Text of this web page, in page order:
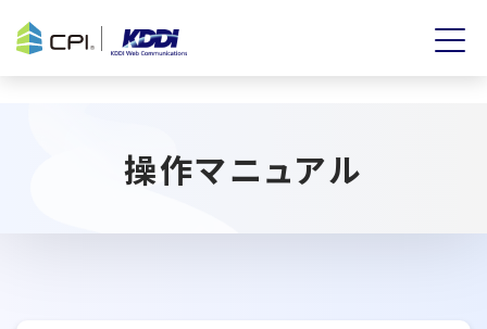
操作マニュアル